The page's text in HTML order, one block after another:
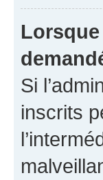
Si
inscrits